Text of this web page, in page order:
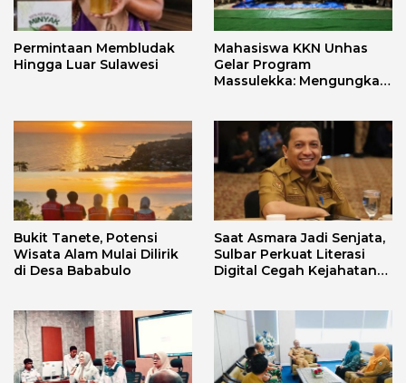
Permintaan Membludak
Hingga Luar Sulawesi
Mahasiswa KKN Unhas
Gelar Program
Massulekka: Mengungkap
Bukit Tanete, Potensi
Wisata Alam Mulai Dilirik
di Desa Bababulo
Saat Asmara Jadi Senjata,
Sulbar Perkuat Literasi
Digital Cegah Kejahatan